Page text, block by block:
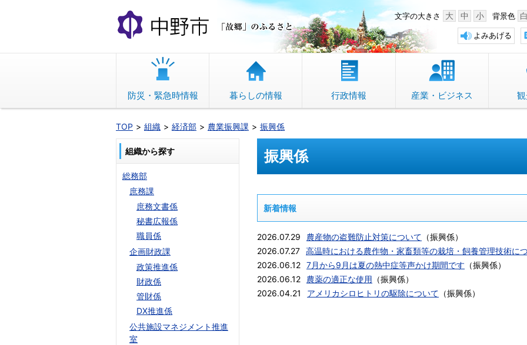
文
へ
動
中野市 「故郷」のふるさと 背景色 白
文字の大きさ 大 中 小
よみあげる
防災・緊急時情報 暮らしの情報 行政情報 産業・ビジネス
TOP 組織 経済部 農業振興課 振興係
振興係
新着情報
2026.07.29 農産物の盗難防止対策について （振興係）
2026.07.27 高温時における農作物・家畜類等の栽培・飼養管理技術に
2026.06.12 7月から9月は夏の熱中症等声かけ期間です （振興係）
2026.06.12
農薬の適正な使用 （振興係）
2026.04.21
アメリカシロヒトリの駆除について （振興係）
組織から探す
総務部
庶務課
庶務文書係
秘書広報係
職員係
企画財政課
政策推進係
財政係
管財係
DX推進係
公共施設マネジメント推進
室